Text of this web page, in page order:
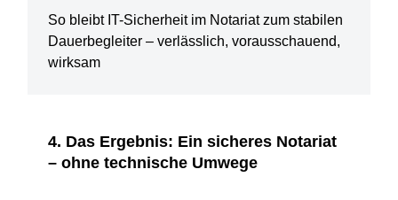
So bleibt IT-Sicherheit im Notariat zum stabilen
Dauerbegleiter – verlässlich, vorausschauend,
wirksam
4. Das Ergebnis: Ein sicheres Notariat
– ohne technische Umwege